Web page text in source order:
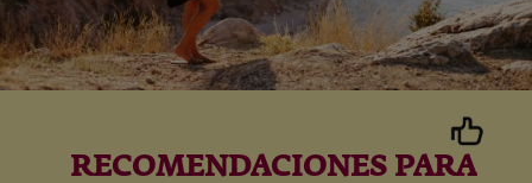
RECOMENDACIONES PARA